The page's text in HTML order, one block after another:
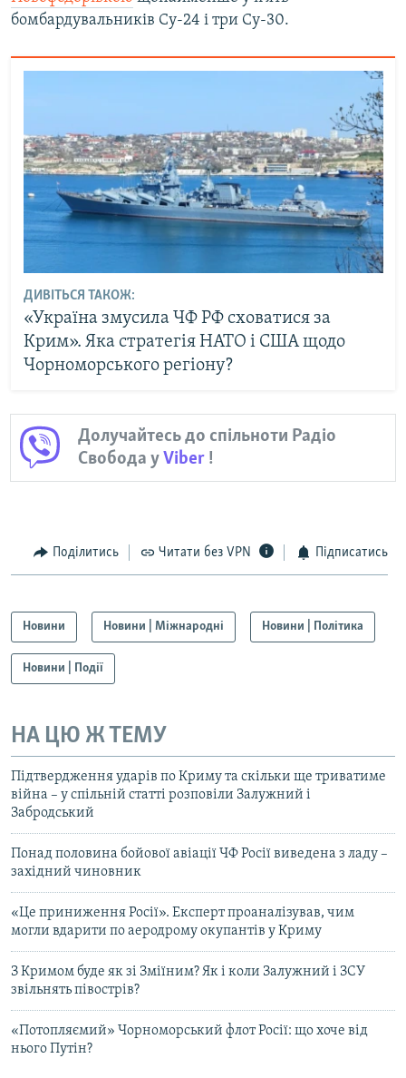
бомбардувальників Су-24 і три Су-30.
ДИВІТЬСЯ ТАКОЖ:
«Україна змусила ЧФ РФ сховатися за
Крим». Яка стратегія НАТО і США щодо
Чорноморського регіону?
Долучайтесь до спільноти Радіо
Свобода уViber !
Поділитись Читати без VPN Підписатись
Новини Новини | Міжнародні Новини | Політика
Новини | Події
НА ЦЮ Ж ТЕМУ
Підтвердження ударів по Криму та скільки ще триватиме
війна – у спільній статті розповіли Залужний і
Забродський
Понад половина бойової авіації ЧФ Росії виведена з ладу –
західний чиновник
«Це приниження Росії». Експерт проаналізував, чим
могли вдарити по аеродрому окупантів у Криму
З Кримом буде як зі Зміїним? Як і коли Залужний і ЗСУ
звільнять півострів?
«Потопляємий» Чорноморський флот Росії: що хоче від
нього Путін?